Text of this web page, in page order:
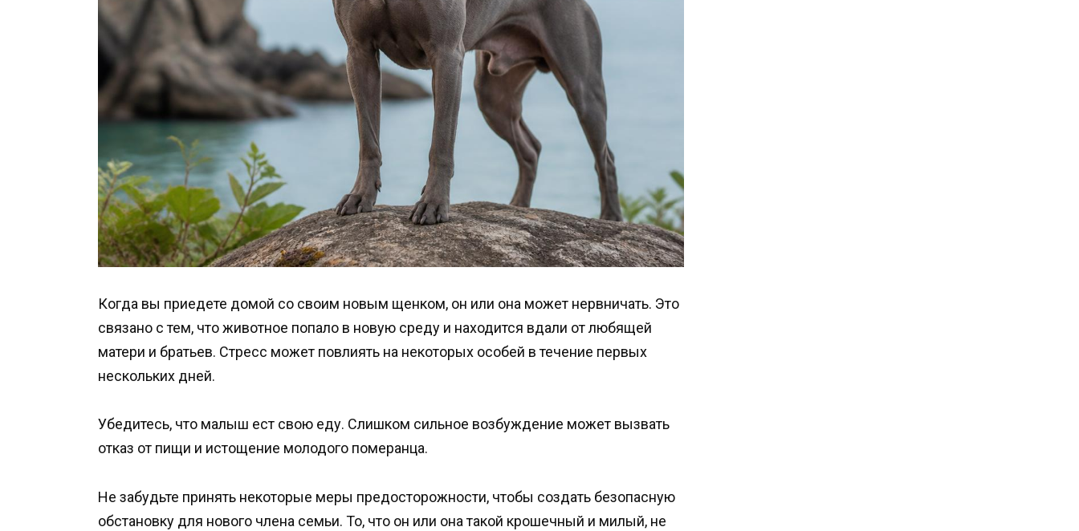
Когда вы приедете домой со своим новым щенком, он или она может нервничать. Это
связано с тем, что животное попало в новую среду и находится вдали от любящей
матери и братьев. Стресс может повлиять на некоторых особей в течение первых
нескольких дней.
Убедитесь, что малыш ест свою еду. Слишком сильное возбуждение может вызвать
отказ от пищи и истощение молодого померанца.
Не забудьте принять некоторые меры предосторожности, чтобы создать безопасную
обстановку для нового члена семьи. То, что он или она такой крошечный и милый, не